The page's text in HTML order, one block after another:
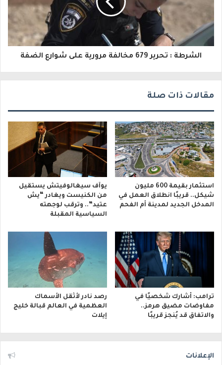
ت
ر
الشرطة : تحرير 679 مخالفة مرورية على شوارع الضفة
مقالات ذات صلة
استثمار بقيمة 600 مليون
شيكل.. قريبًا انطلاق العمل في
المدخل الجديد لمدينة أم الفحم
يوآف سيغالوفيتش يستقيل
من الكنيست ويغادر “يش
عتيد”.. وترقب لوجهته
السياسية المقبلة
ترامب: أشارك شخصيًا في
مفاوضات مضيق هرمز..
والاتفاق قد يُنجز قريبًا
رصد نادر لأثقل الأسماك
العظمية في العالم قبالة خليج
إيلات
الإعلانات